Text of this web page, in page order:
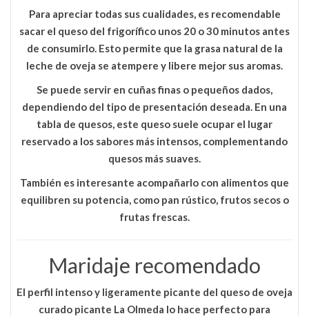
Para apreciar todas sus cualidades, es recomendable
sacar el queso del frigorífico unos 20 o 30 minutos antes
de consumirlo. Esto permite que la grasa natural de la
leche de oveja se atempere y libere mejor sus aromas.
Se puede servir en cuñas finas o pequeños dados,
dependiendo del tipo de presentación deseada. En una
tabla de quesos, este queso suele ocupar el lugar
reservado a los sabores más intensos, complementando
quesos más suaves.
También es interesante acompañarlo con alimentos que
equilibren su potencia, como pan rústico, frutos secos o
frutas frescas.
Maridaje recomendado
El perfil intenso y ligeramente picante del queso de oveja
curado picante La Olmeda lo hace perfecto para